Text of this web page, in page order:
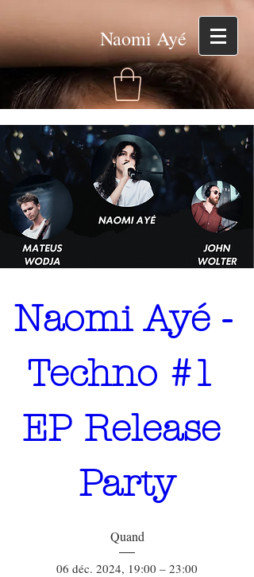
Naomi Ayé
Naomi Ayé -
Techno #1
EP Release
Party
Quand
06 déc. 2024, 19:00 – 23:00